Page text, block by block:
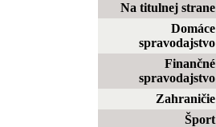
Na titulnej strane
Domáce
spravodajstvo
Finančné
spravodajstvo
Zahraničie
Šport